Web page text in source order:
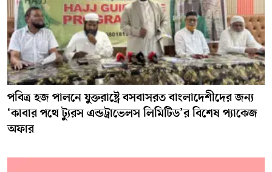
পবিত্র হজ পালনে যুক্তরাষ্ট্রে বসবাসরত বাংলাদেশীদের জন্য
‘কাবার পথে ট্যুরস এন্ডট্রাভেলস লিমিটিড’র বিশেষ প্যাকেজ
অফার